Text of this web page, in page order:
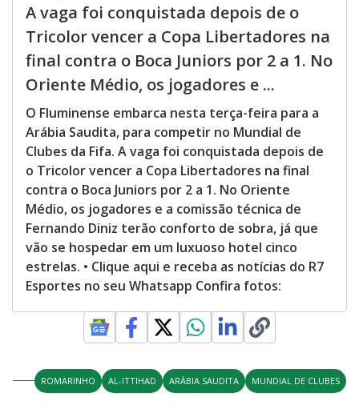
A vaga foi conquistada depois de o
Tricolor vencer a Copa Libertadores na
final contra o Boca Juniors por 2 a 1. No
Oriente Médio, os jogadores e ...
O Fluminense embarca nesta terça-feira para a
Arábia Saudita, para competir no Mundial de
Clubes da Fifa. A vaga foi conquistada depois de
o Tricolor vencer a Copa Libertadores na final
contra o Boca Juniors por 2 a 1. No Oriente
Médio, os jogadores e a comissão técnica de
Fernando Diniz terão conforto de sobra, já que
vão se hospedar em um luxuoso hotel cinco
estrelas. • Clique aqui e receba as notícias do R7
Esportes no seu Whatsapp Confira fotos:
ROMARINHO AL-ITTIHAD ARÁBIA SAUDITA MUNDIAL DE CLUBES